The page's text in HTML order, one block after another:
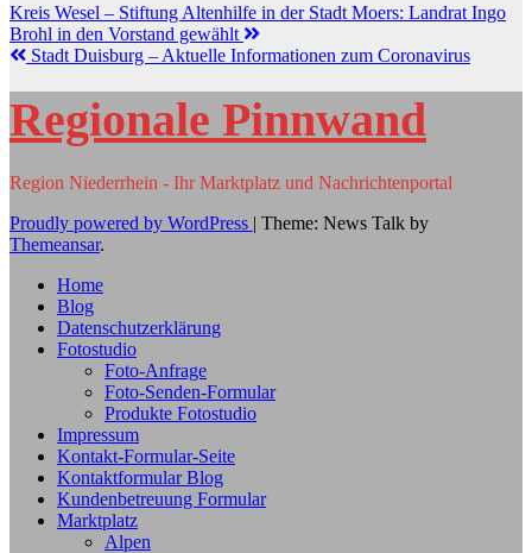
Kreis Wesel – Stiftung Altenhilfe in der Stadt Moers: Landrat Ingo
Brohl in den Vorstand gewählt
Stadt Duisburg – Aktuelle Informationen zum Coronavirus
Regionale Pinnwand
Region Niederrhein - Ihr Marktplatz und Nachrichtenportal
Proudly powered by WordPress | Theme: News Talk by
Themeansar.
Home
Blog
Datenschutzerklärung
Fotostudio
Foto-Anfrage
Foto-Senden-Formular
Produkte Fotostudio
Impressum
Kontakt-Formular-Seite
Kontaktformular Blog
Kundenbetreuung Formular
Marktplatz
Alpen